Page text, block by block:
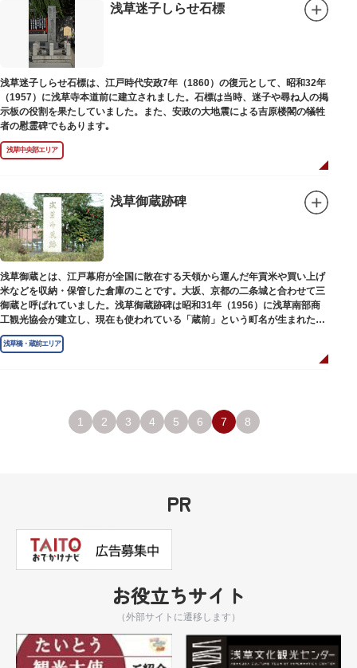
浅草迷子しらせ石標
浅草迷子しらせ石標は、江戸時代安政7年（1860）の復元として、昭和32年
（1957）に浅草寺本道前に建立されました。石標は当時、迷子や尋ね人の掲
示板の役割を果たしていました。また、安政の大地震による吉原楼閣の犠牲
者の慰霊碑でもあります｡
浅草中央部エリア
浅草御蔵跡碑
浅草御蔵とは、江戸幕府が全国に散在する天領から運んだ年貢米や買い上げ
米などを収納・保管した倉庫のことです。大坂、京都の二条城と合わせて三
御蔵と呼ばれていました。浅草御蔵跡碑は昭和31年（1956）に浅草南部商
工観光協会が建立し、現在も使われている「蔵前」という町名が生まれたの
は昭和9年（1934）のことです。
浅草橋・蔵前エリア
1 2 3 4 5 6 7 8
PR
お役立ちサイト
（外部サイトに遷移します）